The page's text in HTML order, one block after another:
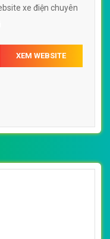
xe điện chuyên
XEM WEBSITE